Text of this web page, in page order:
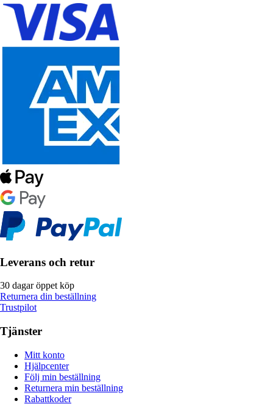
Leverans och retur
30 dagar öppet köp
Returnera din beställning
Trustpilot
Tjänster
Mitt konto
Hjälpcenter
Följ min beställning
Returnera min beställning
Rabattkoder